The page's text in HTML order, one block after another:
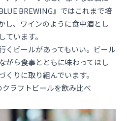
BREWING』ではこれまで培
し、ワインのように食中酒とし
ています。
くビールがあってもいい。ビール
がら食事とともに味わってほし
りに取り組んでいます。
ラフトビールを飲み比べ